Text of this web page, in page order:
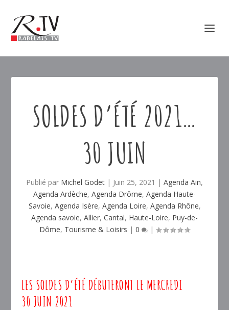
SOLDES D’ÉTÉ 2021…
30 JUIN
Publié par Michel Godet | Juin 25, 2021 | Agenda Ain,
Agenda Ardèche, Agenda Drôme, Agenda Haute-
Savoie, Agenda Isère, Agenda Loire, Agenda Rhône,
Agenda savoie, Allier, Cantal, Haute-Loire, Puy-de-
Dôme, Tourisme & Loisirs | 0 |
LES SOLDES D’ÉTÉ DÉBUTERONT LE MERCREDI
30 JUIN 2021